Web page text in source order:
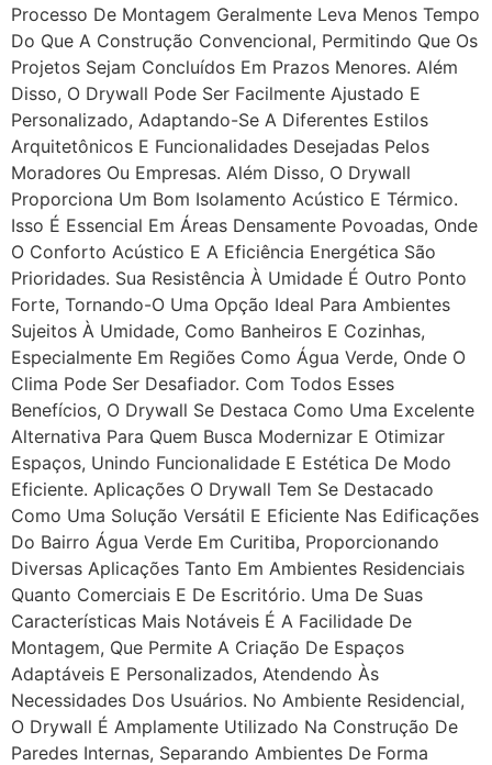
Processo De Montagem Geralmente Leva Menos Tempo
Do Que A Construção Convencional, Permitindo Que Os
Projetos Sejam Concluídos Em Prazos Menores. Além
Disso, O Drywall Pode Ser Facilmente Ajustado E
Personalizado, Adaptando-Se A Diferentes Estilos
Arquitetônicos E Funcionalidades Desejadas Pelos
Moradores Ou Empresas. Além Disso, O Drywall
Proporciona Um Bom Isolamento Acústico E Térmico.
Isso É Essencial Em Áreas Densamente Povoadas, Onde
O Conforto Acústico E A Eficiência Energética São
Prioridades. Sua Resistência À Umidade É Outro Ponto
Forte, Tornando-O Uma Opção Ideal Para Ambientes
Sujeitos À Umidade, Como Banheiros E Cozinhas,
Especialmente Em Regiões Como Água Verde, Onde O
Clima Pode Ser Desafiador. Com Todos Esses
Benefícios, O Drywall Se Destaca Como Uma Excelente
Alternativa Para Quem Busca Modernizar E Otimizar
Espaços, Unindo Funcionalidade E Estética De Modo
Eficiente. Aplicações O Drywall Tem Se Destacado
Como Uma Solução Versátil E Eficiente Nas Edificações
Do Bairro Água Verde Em Curitiba, Proporcionando
Diversas Aplicações Tanto Em Ambientes Residenciais
Quanto Comerciais E De Escritório. Uma De Suas
Características Mais Notáveis É A Facilidade De
Montagem, Que Permite A Criação De Espaços
Adaptáveis E Personalizados, Atendendo Às
Necessidades Dos Usuários. No Ambiente Residencial,
O Drywall É Amplamente Utilizado Na Construção De
Paredes Internas, Separando Ambientes De Forma